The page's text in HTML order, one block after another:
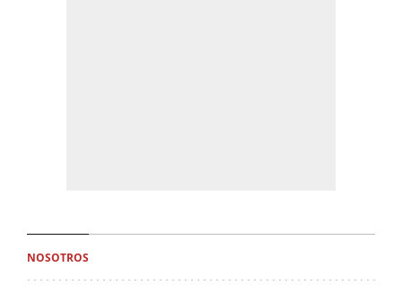
NOSOTROS